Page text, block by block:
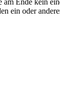
am Ende kein
ein oder